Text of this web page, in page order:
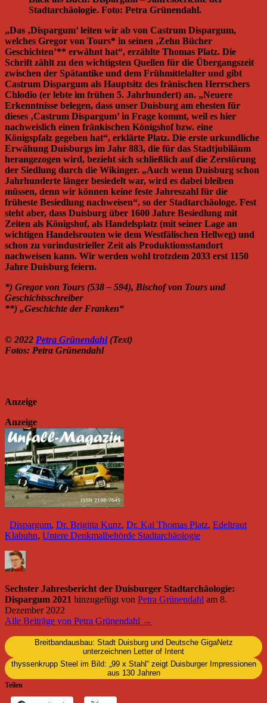
Stadtarchäologie. Foto: Petra Grünendahl.
„Das ‚Dispargum’ leiten wir ab von Castrum Dispargum,
welches Gregor von Tours* in seinen ‚Zehn Bücher
Geschichten’** erwähnt hat“, erzählte Thomas Platz. Die
Schrift zählt zu den wichtigsten Quellen für die Übergangszeit
zwischen der Spätantike und dem Frühmittelalter und gibt
Castrum Dispargum als Hauptsitz des fränischen Herrschers
Chlodio (er lebte im frühen 5. Jahrhundert) an. „Neuere
Erkenntnisse belegen, dass unser Duisburg am ehesten für
dieses ‚Castrum Dispargum’ in Frage kommt, weil es hier
nachweislich einen fränkischen Königshof bzw. eine
Königspfalz gegeben hat“, erklärte Platz. Die erste urkundliche
Erwähung Duisburgs im Jahr 883, die für das Stadtjubiläum
herangezogen wird, bezieht sich schließlich auf die Zerstörung
der Siedlung durch die Wikinger. „Auch wenn Duisburg schon
Jahrhunderte länger besiedelt war, wird es dabei bleiben
müssen, denn wir können keine feste Jahreszahl für die
früheste Besiedlung nachweisen“, so der Stadtarchäologe. Fest
steht aber, dass Duisburg über 1600 Jahre Besiedlung mit
Zeiten als Königshof, als Handelsplatz (mit seiner Lage an
wichtigen Handelsrouten wie dem Westfälischen Hellweg) und
schon zu vorindustrieller Zeit als Produktionsstandort
nachweisen kann. Wir werden wohl trotzdem 2033 erst 1150
Jahre Duisburg feiern.
*) Gregor von Tours (538 – 594), Bischof von Tours und
Geschichtsschreiber
**) „Geschichte der Franken“
© 2022 Petra Grünendahl(Text)
Fotos: Petra Grünendahl
Anzeige
Anzeige
Dispargum, Dr. Brigitta Kunz, Dr. Kai Thomas Platz, Edeltraut
Klabuhn, Untere Denkmalbehörde Stadtarchäologie
Sechster Jahresbericht der Duisburger Stadtarchäologie:
Dispargum 2021 hinzugefügt von Petra Grünendahl am 8.
Dezember 2022
Alle Beiträge von Petra Grünendahl →
Breitbandausbau: Stadt Duisburg und Deutsche GigaNetz
unterzeichnen Letter of Intent
thyssenkrupp Steel im Bild: „99 x Stahl“ zeigt Duisburger Impressionen
aus 130 Jahren
Teilen